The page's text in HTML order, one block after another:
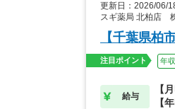
更新日：2026/06/
スギ薬局 北柏店
【千葉県柏
注目ポイント 年
給与
【
【